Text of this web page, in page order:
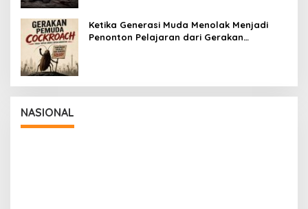
Ketika Generasi Muda Menolak Menjadi
Penonton Pelajaran dari Gerakan
NASIONAL